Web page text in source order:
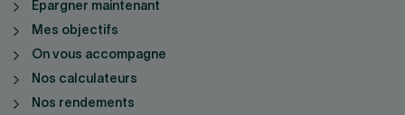
Épargner maintenant
Mes objectifs
On vous accompagne
Nos calculateurs
Nos rendements